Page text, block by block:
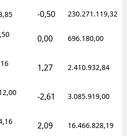
-0,50 230.271.119,32
0,00 696.180,00
1,27 2.410.932,84
-2,61 3.085.919,00
2,09 16.466.828,19